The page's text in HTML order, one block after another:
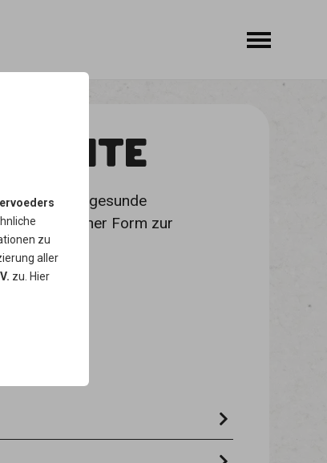
zu
aller
zu. Hier
Eine gesunde
dank seiner Form zur